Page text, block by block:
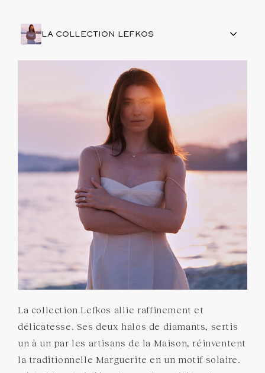
LA COLLECTION LEFKOS
ARTISANAT FRANÇAIS
ENGAGEMENTS
La collection Lefkos allie raffinement et
délicatesse. Ses deux halos de diamants, sertis
un à un par les artisans de la Maison, réinventent
la traditionnelle Marguerite en un motif solaire.